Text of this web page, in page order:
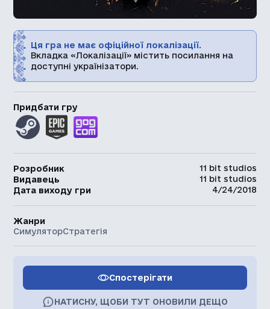
Ця гра не має офіційної локалізації.
Вкладка «Локалізації» містить посилання на
доступні українізатори.
Придбати гру
Розробник
11 bit studios
Видавець
11 bit studios
Дата виходу гри
4/24/2018
Жанри
СимуляторСтратегія
Спостерігати
НАТИСНУ, ЩОБИ ТУТ ОНОВИЛИ ДЕЩО